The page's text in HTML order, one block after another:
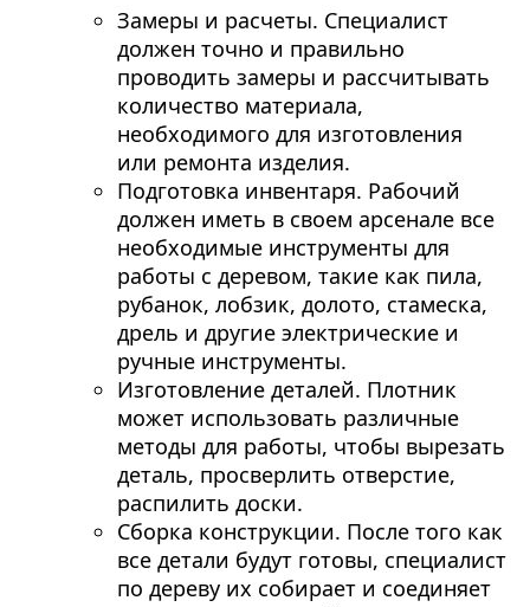
Замеры и расчеты. Специалист
должен точно и правильно
проводить замеры и рассчитывать
количество материала,
необходимого для изготовления
или ремонта изделия.
Подготовка инвентаря. Рабочий
должен иметь в своем арсенале все
необходимые инструменты для
работы с деревом, такие как пила,
рубанок, лобзик, долото, стамеска,
дрель и другие электрические и
ручные инструменты.
Изготовление деталей. Плотник
может использовать различные
методы для работы, чтобы вырезать
деталь, просверлить отверстие,
распилить доски.
Сборка конструкции. После того как
все детали будут готовы, специалист
по дереву их собирает и соединяет